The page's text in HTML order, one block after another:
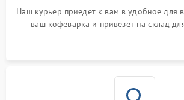
Наш курьер приедет к вам в удобное для
ваш кофеварка и привезет на склад